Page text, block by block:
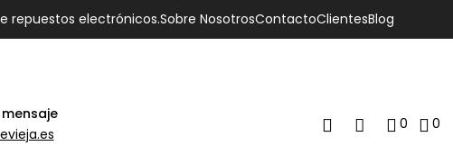
repuestos electrónicos.Sobre NosotrosContactoClientesBlog
0 0